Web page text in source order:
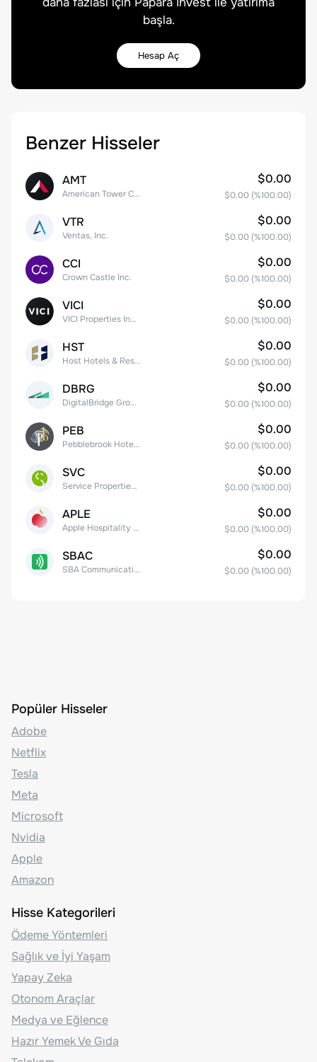
başla.
Hesap Aç
Benzer Hisseler
AMT
American Tower Corporation
$0.00
$0.00 (%100.00)
VTR
Ventas, Inc.
$0.00
$0.00 (%100.00)
CCI
Crown Castle Inc.
$0.00
$0.00 (%100.00)
VICI
VICI Properties Inc. Common Stock
$0.00
$0.00 (%100.00)
HST
Host Hotels & Resorts, Inc.
$0.00
$0.00 (%100.00)
DBRG
DigitalBridge Group, Inc.
$0.00
$0.00 (%100.00)
PEB
Pebblebrook Hotel Trust
$0.00
$0.00 (%100.00)
SVC
Service Properties Trust Common Stock
$0.00
$0.00 (%100.00)
APLE
Apple Hospitality REIT, Inc.
$0.00
$0.00 (%100.00)
SBAC
SBA Communications Corp
$0.00
$0.00 (%100.00)
Popüler Hisseler
Adobe
Netflix
Tesla
Meta
Microsoft
Nvidia
Apple
Amazon
Hisse Kategorileri
Ödeme Yöntemleri
Sağlık ve İyi Yaşam
Yapay Zeka
Otonom Araçlar
Medya ve Eğlence
Hazır Yemek Ve Gıda